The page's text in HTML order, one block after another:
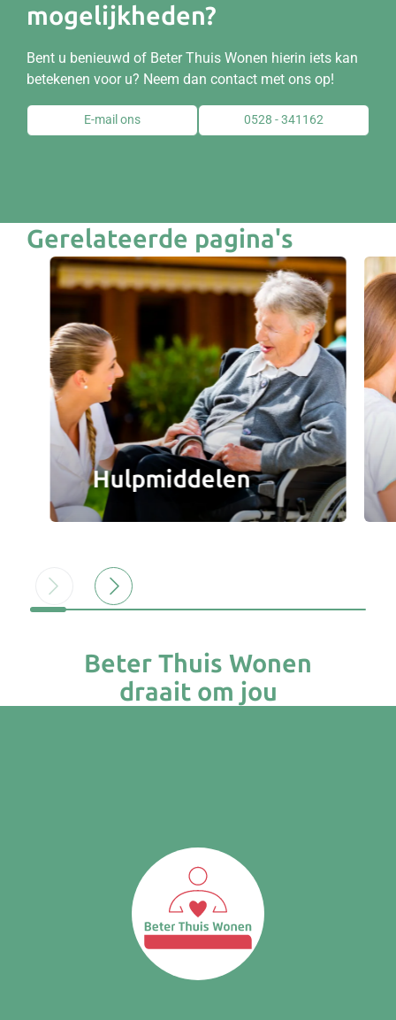
mogelijkheden?
Bent u benieuwd of Beter Thuis Wonen hierin iets kan
betekenen voor u? Neem dan contact met ons op!
E-mail ons 0528 - 341162
Gerelateerde pagina's
Hulpmiddelen
Beter Thuis Wonen
draait om jou